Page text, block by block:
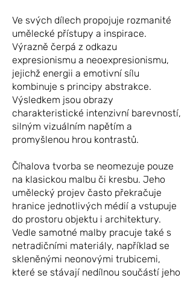
Ve svých dílech propojuje rozmanité
umělecké přístupy a inspirace.
Výrazně čerpá z odkazu
expresionismu a neoexpresionismu,
jejichž energii a emotivní sílu
kombinuje s principy abstrakce.
Výsledkem jsou obrazy
charakteristické intenzivní barevností,
silným vizuálním napětím a
promyšlenou hrou kontrastů.
Číhalova tvorba se neomezuje pouze
na klasickou malbu či kresbu. Jeho
umělecký projev často překračuje
hranice jednotlivých médií a vstupuje
do prostoru objektu i architektury.
Vedle samotné malby pracuje také s
netradičními materiály, například se
skleněnými neonovými trubicemi,
které se stávají nedílnou součástí jeho